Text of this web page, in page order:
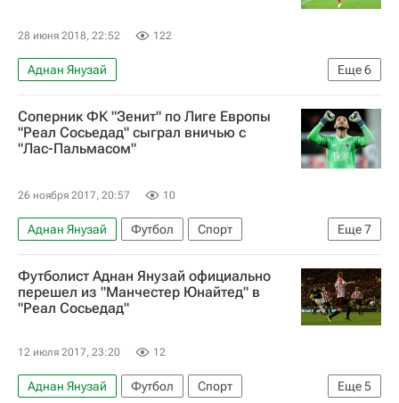
28 июня 2018, 22:52 122
Еще6
Аднан Янузай
Новости - Чемпионат мира по футболу 2018
Футбол
Спорт
Чемпионат мира по футболу 2018
Соперник ФК "Зенит" по Лиге Европы
"Реал Сосьедад" сыграл вничью с
"Лас-Пальмасом"
26 ноября 2017, 20:57 10
Еще7
Аднан Янузай Футбол
Спорт
Чемпионат Испании по футболу
Лас-Пальмас
Реал Сосьедад
Альваро Одриосола
Тана Домингес
Футболист Аднан Янузай официально
перешел из "Манчестер Юнайтед" в
"Реал Сосьедад"
12 июля 2017, 23:20 12
Еще5
Аднан Янузай Футбол
Спорт